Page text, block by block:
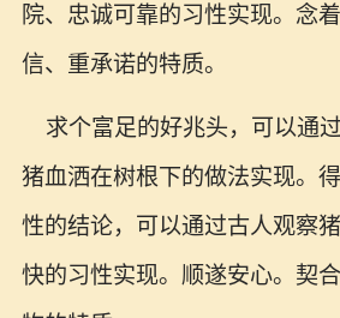
院、忠诚可靠的习性实现。念
信、重承诺的特质。
求个富足的好兆头，可以通
猪血洒在树根下的做法实现。
性的结论，可以通过古人观察
快的习性实现。顺遂安心。契